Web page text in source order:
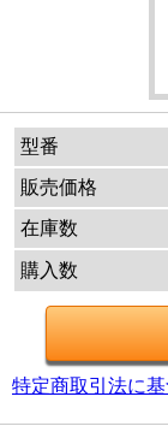
型番
販売価格
在庫数
購入数
特定商取引法に